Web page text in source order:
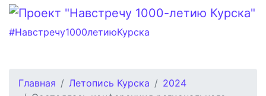
#Навстречу1000летиюКурска
Главная Летопись Курска
2024